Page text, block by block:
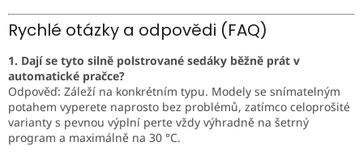
Rychlé otázky a odpovědi (FAQ)
1. Dají se tyto silně polstrované sedáky běžně prát v
automatické pračce?
Odpověď: Záleží na konkrétním typu. Modely se snímatelným
potahem vyperete naprosto bez problémů, zatímco celoprošité
varianty s pevnou výplní perte vždy výhradně na šetrný
program a maximálně na 30 °C.